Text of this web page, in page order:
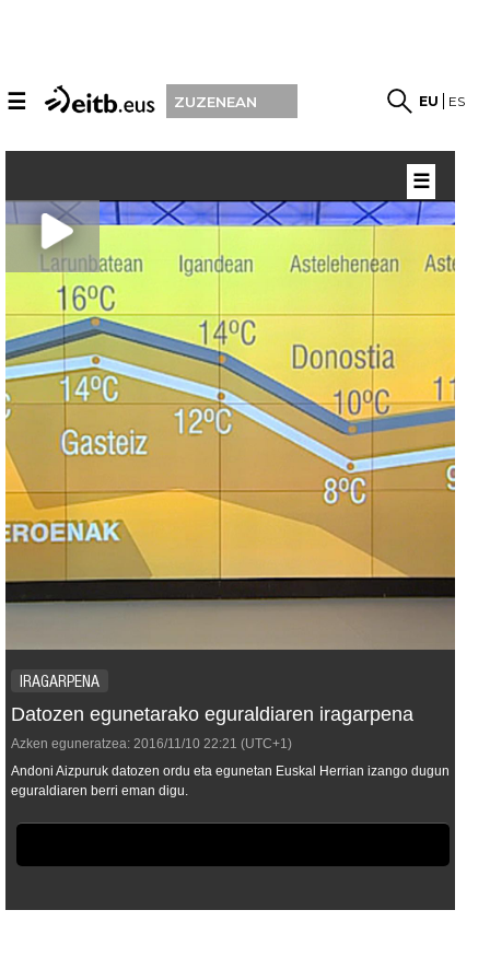
☰ ZUZENEAN EU ES
IRAGARPENA
Datozen egunetarako eguraldiaren iragarpena
Azken eguneratzea: 2016/11/10 22:21 (UTC+1)
Andoni Aizpuruk datozen ordu eta egunetan Euskal Herrian izango dugun
eguraldiaren berri eman digu.
☰